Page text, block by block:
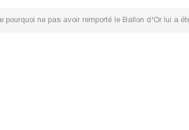
pourquoi ne pas avoir remporté le Ballon d'Or lui a